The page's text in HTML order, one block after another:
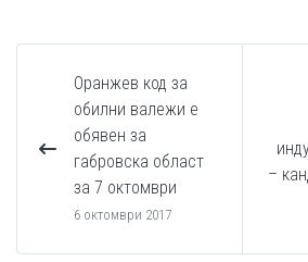
Оранжев код за
обилни валежи е
обявен за
габровска област
за 7 октомври
6 октомври 2017
–